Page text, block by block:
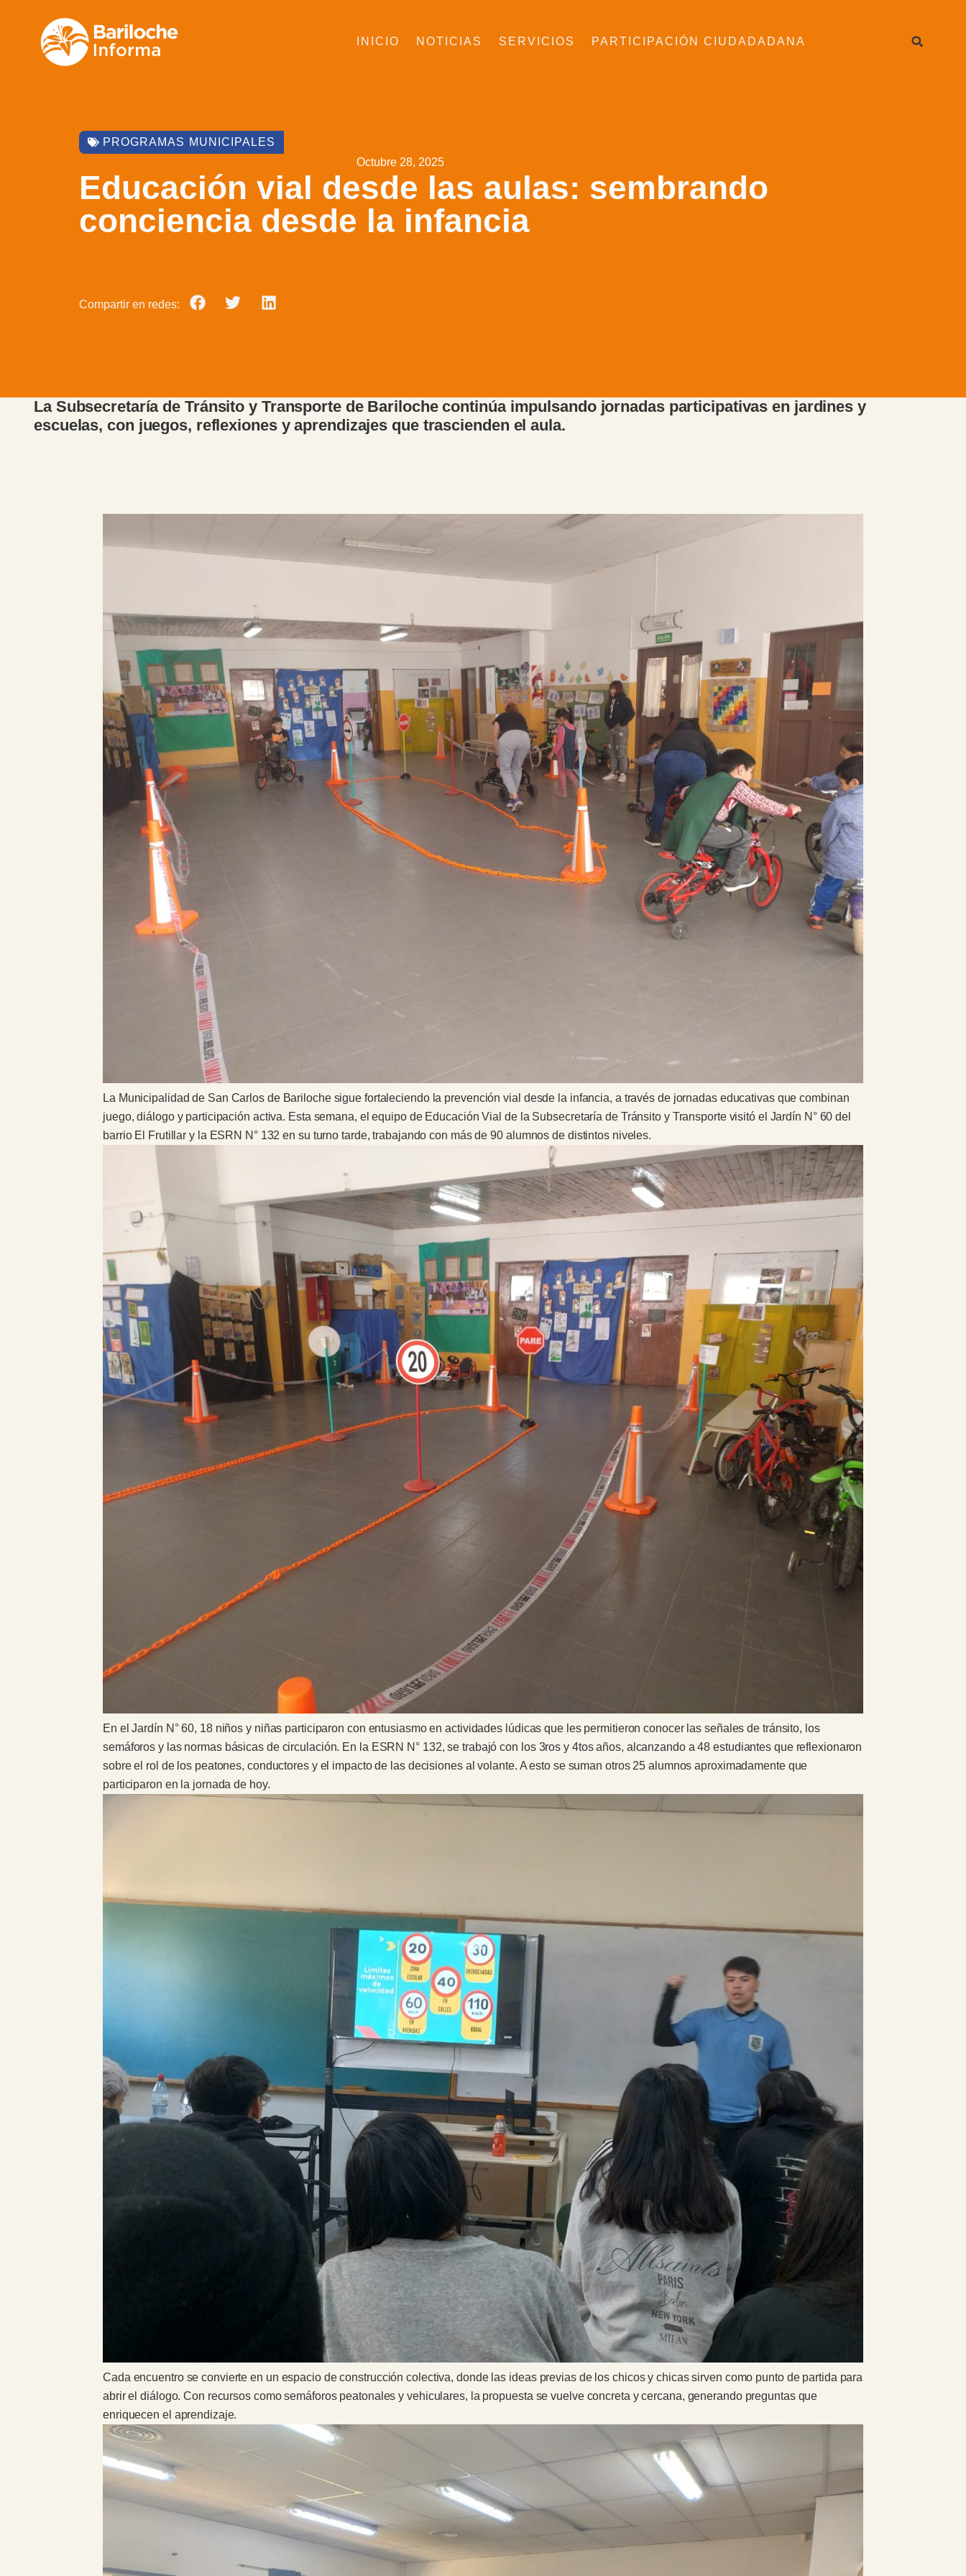
INICIO NOTICIAS SERVICIOS PARTICIPACIÓN CIUDADADANA
PROGRAMAS MUNICIPALES
Octubre 28, 2025
Educación vial desde las aulas: sembrando
conciencia desde la infancia
Compartir en redes:
La Subsecretaría de Tránsito y Transporte de Bariloche continúa impulsando jornadas participativas en jardines y
escuelas, con juegos, reflexiones y aprendizajes que trascienden el aula.
La Municipalidad de San Carlos de Bariloche sigue fortaleciendo la prevención vial desde la infancia, a través de jornadas educativas que combinan
juego, diálogo y participación activa. Esta semana, el equipo de Educación Vial de la Subsecretaría de Tránsito y Transporte visitó el Jardín N° 60 del
barrio El Frutillar y la ESRN N° 132 en su turno tarde, trabajando con más de 90 alumnos de distintos niveles.
En el Jardín N° 60, 18 niños y niñas participaron con entusiasmo en actividades lúdicas que les permitieron conocer las señales de tránsito, los
semáforos y las normas básicas de circulación. En la ESRN N° 132, se trabajó con los 3ros y 4tos años, alcanzando a 48 estudiantes que reflexionaron
sobre el rol de los peatones, conductores y el impacto de las decisiones al volante. A esto se suman otros 25 alumnos aproximadamente que
participaron en la jornada de hoy.
Cada encuentro se convierte en un espacio de construcción colectiva, donde las ideas previas de los chicos y chicas sirven como punto de partida para
abrir el diálogo. Con recursos como semáforos peatonales y vehiculares, la propuesta se vuelve concreta y cercana, generando preguntas que
enriquecen el aprendizaje.